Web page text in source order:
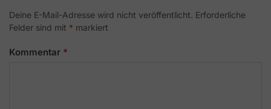
Deine E-Mail-Adresse wird nicht veröffentlicht. Erforderliche
Felder sind mit * markiert
Kommentar *